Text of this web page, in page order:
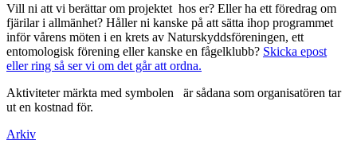
Vill ni att vi berättar om projektet hos er? Eller ha ett föredrag om
fjärilar i allmänhet? Håller ni kanske på att sätta ihop programmet
inför vårens möten i en krets av Naturskyddsföreningen, ett
entomologisk förening eller kanske en fågelklubb? Skicka epost
eller ring så ser vi om det går att ordna.
Aktiviteter märkta med symbolen
är sådana som organisatören tar
ut en kostnad för.
Arkiv